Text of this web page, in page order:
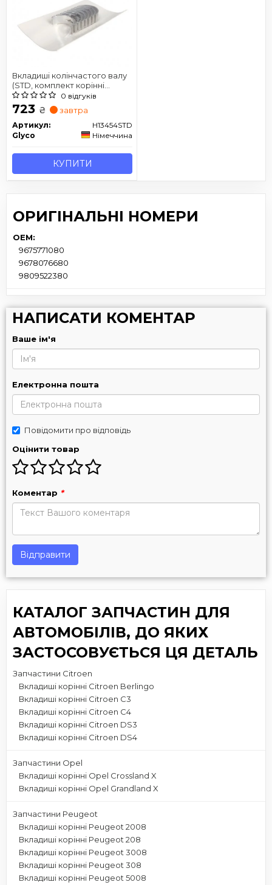
Вкладиші колінчастого валу
(STD, комплект корінні
підшипники) DS DS 3, DS 4,
DS 4 II CITROEN BERLINGO,
BERLINGO MULTISPACE,
BERLINGO/MINIVAN, C1 II, C3 /
C3 ORIGIN III 1.2/1.2LPG 03.12-
0 відгуків
723 ₴ завтра
Артикул:
H13454STD
Glyco
Німеччина
КУПИТИ
ОРИГІНАЛЬНІ НОМЕРИ
OEM:
9675771080
9678076680
9809522380
НАПИСАТИ КОМЕНТАР
Ваше ім'я
Електронна пошта
Повідомити про відповідь
Оцінити товар
Коментар *
Відправити
КАТАЛОГ ЗАПЧАСТИН ДЛЯ
АВТОМОБІЛІВ, ДО ЯКИХ
ЗАСТОСОВУЄТЬСЯ ЦЯ ДЕТАЛЬ
Запчастини Citroen
Вкладиші корінні Citroen Berlingo
Вкладиші корінні Citroen C3
Вкладиші корінні Citroen C4
Вкладиші корінні Citroen DS3
Вкладиші корінні Citroen DS4
Запчастини Opel
Вкладиші корінні Opel Crossland X
Вкладиші корінні Opel Grandland X
Запчастини Peugeot
Вкладиші корінні Peugeot 2008
Вкладиші корінні Peugeot 208
Вкладиші корінні Peugeot 3008
Вкладиші корінні Peugeot 308
Вкладиші корінні Peugeot 5008